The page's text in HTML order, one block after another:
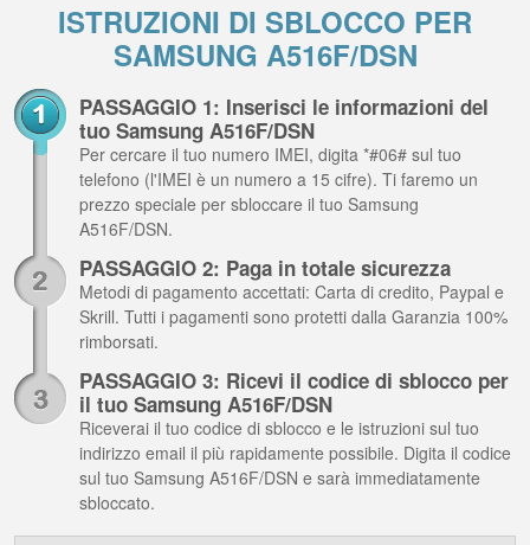
ISTRUZIONI DI SBLOCCO PER
SAMSUNG A516F/DSN
PASSAGGIO 1: Inserisci le informazioni del
tuo Samsung A516F/DSN
Per cercare il tuo numero IMEI, digita *#06# sul tuo
telefono (l'IMEI è un numero a 15 cifre). Ti faremo un
prezzo speciale per sbloccare il tuo Samsung
A516F/DSN.
PASSAGGIO 2: Paga in totale sicurezza
Metodi di pagamento accettati: Carta di credito, Paypal e
Skrill. Tutti i pagamenti sono protetti dalla Garanzia 100%
rimborsati.
PASSAGGIO 3: Ricevi il codice di sblocco per
il tuo Samsung A516F/DSN
Riceverai il tuo codice di sblocco e le istruzioni sul tuo
indirizzo email il più rapidamente possibile. Digita il codice
sul tuo Samsung A516F/DSN e sarà immediatamente
sbloccato.